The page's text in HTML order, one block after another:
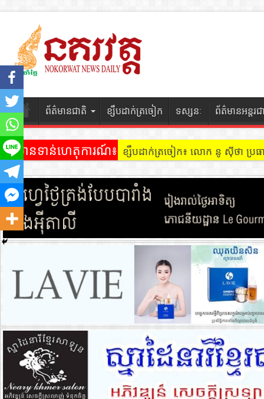
ព័ត៌មានជាតិ ខ្សឹបដាក់ត្រចៀក ទស្សនៈ ព័ត៌មានអន្តរជ
ព័ត៌មានទាន់ហេតុការណ៍៖ ខ្សឹបដាក់ត្រចៀក ៖ អគារ Sky 31